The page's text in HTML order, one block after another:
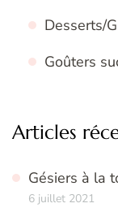
Desserts/
Goûters
Articles
Gésiers à la
6 juillet 2021